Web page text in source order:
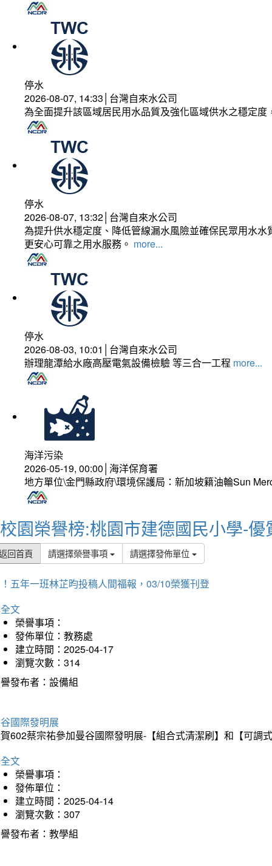
停水
2026-08-07, 14:33│台灣自來水公司
為全面提升該區域居民用水品質及強化區域供水之穩定
停水
2026-08-07, 13:32│台灣自來水公司
為提升供水穩定度、降低管線漏水風險並確保民眾用水
更安心可靠之用水服務。 more...
停水
2026-08-03, 10:01│台灣自來水公司
辦理龍潭給水廠高壓電氣設備檢驗 等三合一工程 more...
海洋污染
2026-05-19, 00:00│海洋保育署
地方單位\金門縣政府\環境保護局：新加坡籍油輪Sun
校園榮譽榜:桃園市建德國民小學-優
回首頁 請選擇榮譽事項 請選擇發佈單位
五年一班林芷昀投稿人間福報，03/10榮獲刊登
文
榮譽事項：
發佈單位：教務處
建立時間：2025-04-17
瀏覽次數：314
發布者：設備組
國際發明展
602蔡宗祐參加曼谷國際發明展-【組合式清潔刷】和【可調
文
榮譽事項：
發佈單位：
建立時間：2025-04-14
瀏覽次數：307
發布者：教學組